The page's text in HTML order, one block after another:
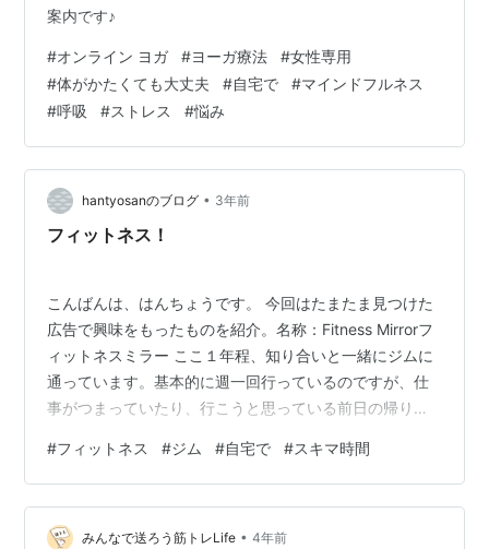
案内です♪
#オンライン ヨガ #ヨーガ療法 #女性専用
#体がかたくても大丈夫 #自宅で #マインドフルネス
#呼吸 #ストレス #悩み
hantyosanのブログ • 3年前
フィットネス！
こんばんは、はんちょうです。 今回はたまたま見つけた
広告で興味をもったものを紹介。名称：Fitness Mirrorフ
ィットネスミラー ここ１年程、知り合いと一緒にジムに
通っています。基本的に週一回行っているのですが、仕
事がつまっていたり、行こうと思っている前日の帰りが
は「ミラー型デバイス」でジムと同様の運動ができるサ
ービスがあるんですね！しりませんでした。。。これな
ら自宅で自分の好きな時間、スキマ時間に体を動かすこ
とが出来ますね！とはいうものの、トレーニングの機械
#フィットネス #ジム #自宅で #スキマ時間
みんなで送ろう筋トレLife • 4年前